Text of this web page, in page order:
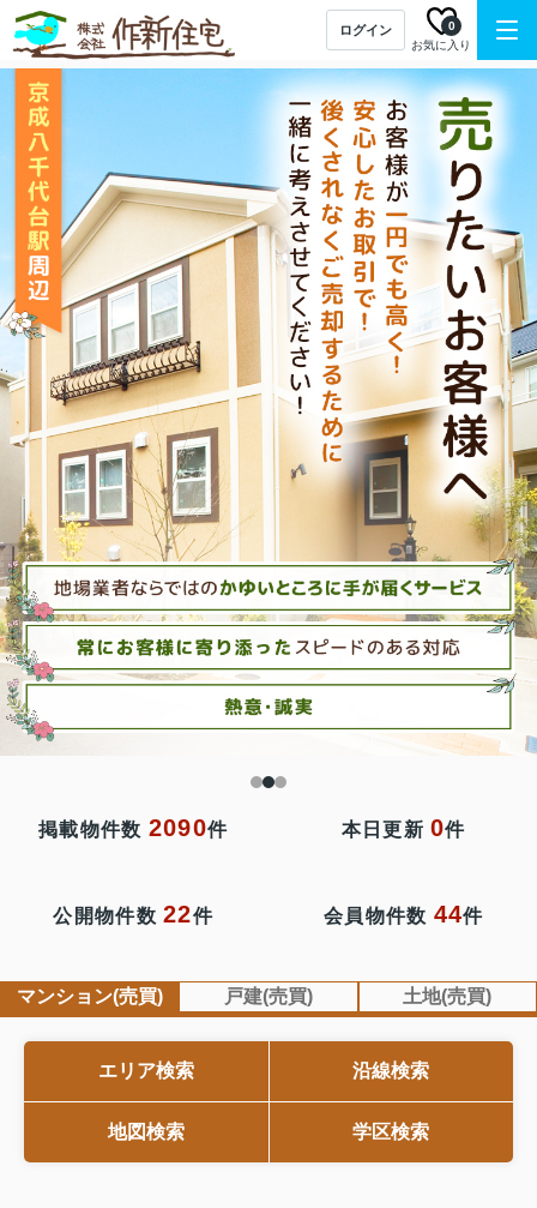
ログイン
お気に入り
0
掲載物件数 2090件 本日更新0件
公開物件数22件 会員物件数 44件
マンション(売買) 戸建(売買) 土地(売買)
エリア検索 沿線検索
地図検索 学区検索